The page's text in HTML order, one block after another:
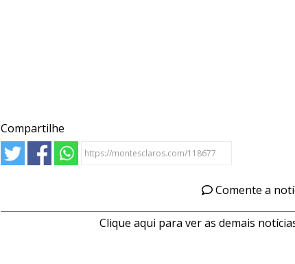
Compartilhe
Comente a
Clique aqui para ver as demais